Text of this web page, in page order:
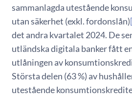
sammanlagda utestående
utan säkerhet (exkl. fordonslån)
det andra kvartalet 2024. De
utländska digitala banker fått
utlåningen av
Största delen (63 %) av
utestående